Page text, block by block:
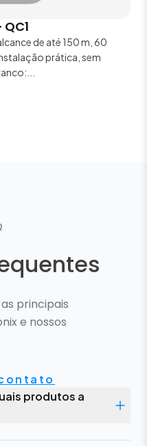
de até 150 m, 60
prática, sem
principais
e nossos
produtos a